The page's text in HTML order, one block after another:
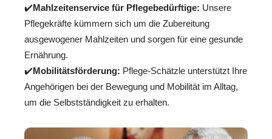
✔️Mahlzeitenservice für Pflegebedürftige: Unsere
Pflegekräfte kümmern sich um die Zubereitung
ausgewogener Mahlzeiten und sorgen für eine gesunde
Ernährung.
✔️Mobilitätsförderung: Pflege-Schätzle unterstützt Ihre
Angehörigen bei der Bewegung und Mobilität im Alltag,
um die Selbstständigkeit zu erhalten.